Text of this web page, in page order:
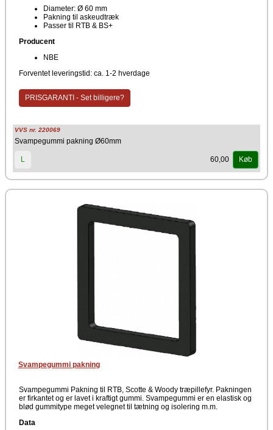
Diameter: Ø 60 mm
Pakning til askeudtræk
Passer til RTB & BS+
Producent
NBE
Forventet leveringstid: ca. 1-2 hverdage
PRISGARANTI - Set billigere?
VVS nr. 220069
Svampegummi pakning Ø60mm
L 60,00 Køb
Svampegummi pakning
Svampegummi Pakning til RTB, Scotte & Woody træpillefyr. Pakningen
er firkantet og er lavet i kraftigt gummi. Svampegummi er en elastisk og
blød gummitype meget velegnet til tætning og isolering m.m.
Data